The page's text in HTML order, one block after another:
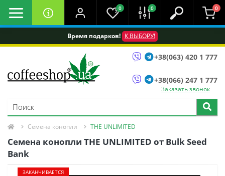
Время подарков! К ВЫБОРУ!
0 0 0
+38(063) 420 1 777
+38(066) 247 1 777
Заказать звонок
Семена конопли THE UNLIMITED
Семена конопли THE UNLIMITED от Bulk Seed
Bank
ЗАКАНЧИВАЕТСЯ